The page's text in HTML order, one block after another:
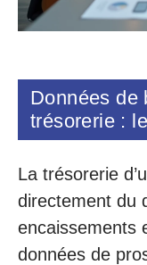
Données de
trésorerie :
La trésorerie
directement du
encaissements
données de